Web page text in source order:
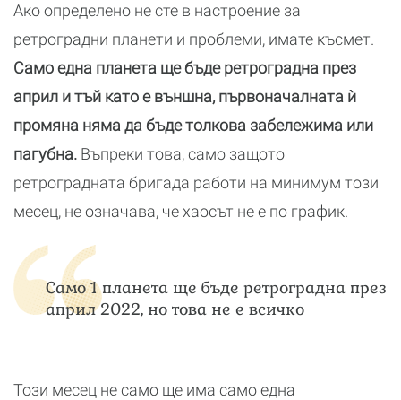
Ако определено не сте в настроение за
ретроградни планети и проблеми, имате късмет.
Само една планета ще бъде ретроградна през
април и тъй като е външна, първоначалната ѝ
промяна няма да бъде толкова забележима или
пагубна. Въпреки това, само защото
ретроградната бригада работи на минимум този
месец, не означава, че хаосът не е по график.
Само 1 планета ще бъде ретроградна през
април 2022, но това не е всичко
Този месец не само ще има само една